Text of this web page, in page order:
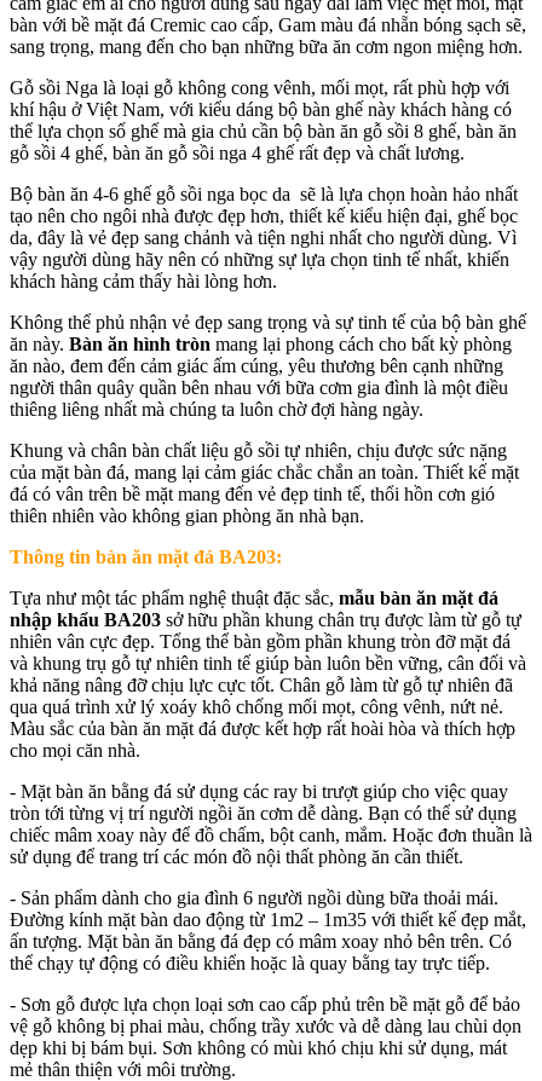
bàn với bề mặt đá Cremic cao cấp, Gam màu đá nhẵn bóng sạch sẽ,
sang trọng, mang đến cho bạn những bữa ăn cơm ngon miệng hơn.
Gỗ sồi Nga là loại gỗ không cong vênh, mối mọt, rất phù hợp với
khí hậu ở Việt Nam, với kiểu dáng bộ bàn ghế này khách hàng có
thể lựa chọn số ghế mà gia chủ cần bộ bàn ăn gỗ sồi 8 ghế, bàn ăn
gỗ sồi 4 ghế, bàn ăn gỗ sồi nga 4 ghế rất đẹp và chất lương.
Bộ bàn ăn 4-6 ghế gỗ sồi nga bọc da sẽ là lựa chọn hoàn hảo nhất
tạo nên cho ngôi nhà được đẹp hơn, thiết kế kiểu hiện đại, ghế bọc
da, đây là vẻ đẹp sang chảnh và tiện nghi nhất cho người dùng. Vì
vậy người dùng hãy nên có những sự lựa chọn tinh tế nhất, khiến
khách hàng cảm thấy hài lòng hơn.
Không thể phủ nhận vẻ đẹp sang trọng và sự tinh tế của bộ bàn ghế
ăn này. Bàn ăn hình tròn mang lại phong cách cho bất kỳ phòng
ăn nào, đem đến cảm giác ấm cúng, yêu thương bên cạnh những
người thân quây quần bên nhau với bữa cơm gia đình là một điều
thiêng liêng nhất mà chúng ta luôn chờ đợi hàng ngày.
Khung và chân bàn chất liệu gỗ sồi tự nhiên, chịu được sức nặng
của mặt bàn đá, mang lại cảm giác chắc chắn an toàn. Thiết kế mặt
đá có vân trên bề mặt mang đến vẻ đẹp tinh tế, thổi hồn cơn gió
thiên nhiên vào không gian phòng ăn nhà bạn.
Thông tin bàn ăn mặt đá BA203:
Tựa như một tác phẩm nghệ thuật đặc sắc, mẫu bàn ăn mặt đá
nhập khẩu BA203 sở hữu phần khung chân trụ được làm từ gỗ tự
nhiên vân cực đẹp. Tổng thể bàn gồm phần khung tròn đỡ mặt đá
và khung trụ gỗ tự nhiên tinh tế giúp bàn luôn bền vững, cân đối và
khả năng nâng đỡ chịu lực cực tốt. Chân gỗ làm từ gỗ tự nhiên đã
qua quá trình xử lý xoáy khô chống mối mọt, công vênh, nứt nẻ.
Màu sắc của bàn ăn mặt đá được kết hợp rất hoài hòa và thích hợp
cho mọi căn nhà.
- Mặt bàn ăn bằng đá sử dụng các ray bi trượt giúp cho việc quay
tròn tới từng vị trí người ngồi ăn cơm dễ dàng. Bạn có thể sử dụng
chiếc mâm xoay này để đồ chấm, bột canh, mắm. Hoặc đơn thuần là
sử dụng để trang trí các món đồ nội thất phòng ăn cần thiết.
- Sản phẩm dành cho gia đình 6 người ngồi dùng bữa thoải mái.
Đường kính mặt bàn dao động từ 1m2 – 1m35 với thiết kế đẹp mắt,
ấn tượng. Mặt bàn ăn bằng đá đẹp có mâm xoay nhỏ bên trên. Có
thể chạy tự động có điều khiển hoặc là quay bằng tay trực tiếp.
- Sơn gỗ được lựa chọn loại sơn cao cấp phủ trên bề mặt gỗ để bảo
vệ gỗ không bị phai màu, chống trầy xước và dễ dàng lau chùi dọn
dẹp khi bị bám bụi. Sơn không có mùi khó chịu khi sử dụng, mát
mẻ thân thiện với môi trường.